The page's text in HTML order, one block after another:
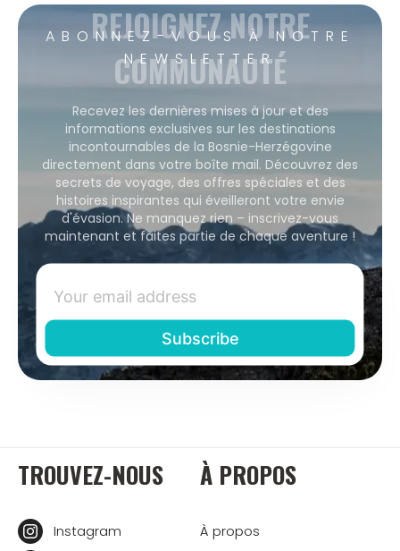
ABONNEZ-VOUS À NOTRE
NEWSLETTER
REJOIGNEZ NOTRE
COMMUNAUTÉ
Recevez les dernières mises à jour et des
informations exclusives sur les destinations
incontournables de la Bosnie-Herzégovine
directement dans votre boîte mail. Découvrez des
secrets de voyage, des offres spéciales et des
histoires inspirantes qui éveilleront votre envie
d'évasion. Ne manquez rien – inscrivez-vous
maintenant et faites partie de chaque aventure !
TROUVEZ-NOUS
Instagram
À PROPOS
À propos